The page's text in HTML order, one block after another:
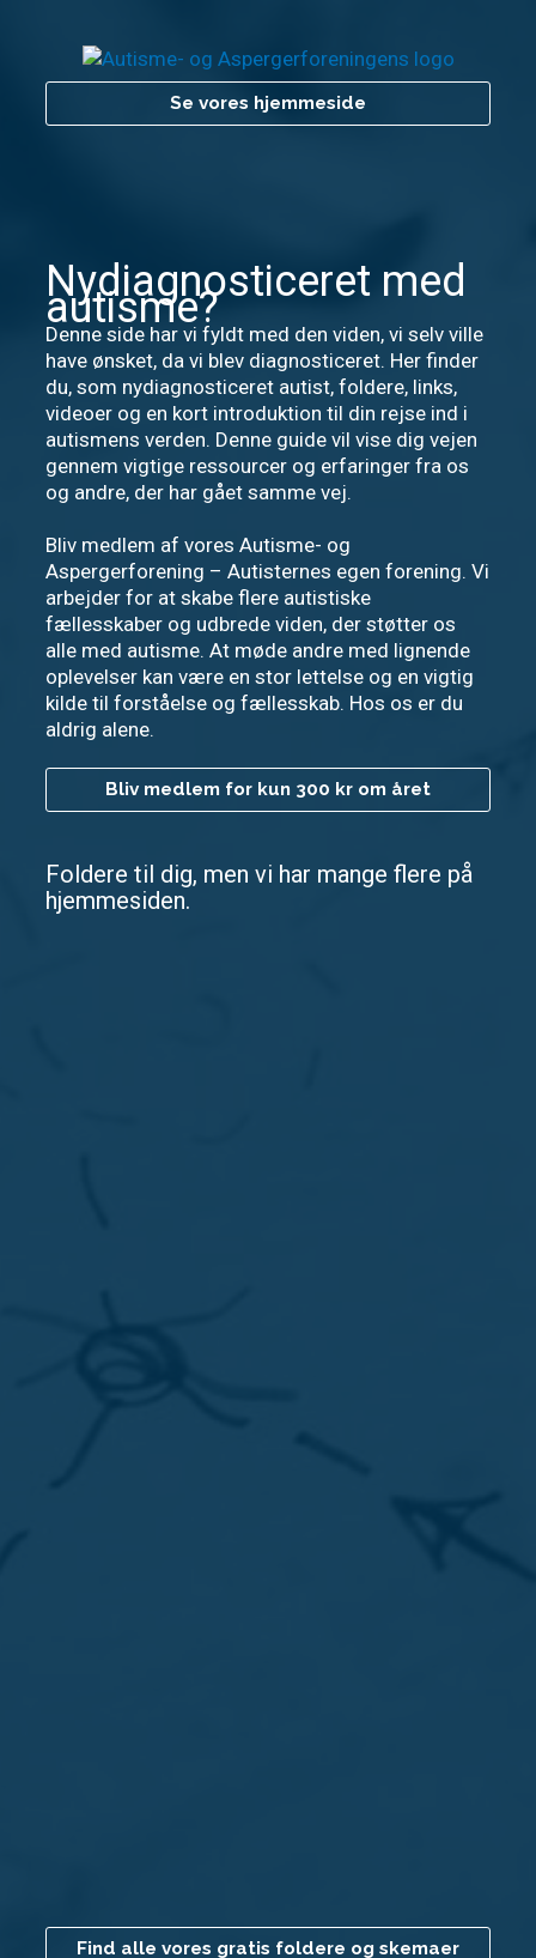
indholdet
Se vores hjemmeside
Nydiagnosticeret med
autisme?
Denne side har vi fyldt med den viden, vi selv ville
have ønsket, da vi blev diagnosticeret. Her finder
du, som nydiagnosticeret autist, foldere, links,
videoer og en kort introduktion til din rejse ind i
autismens verden. Denne guide vil vise dig vejen
gennem vigtige ressourcer og erfaringer fra os
og andre, der har gået samme vej.
Bliv medlem af vores Autisme- og
Aspergerforening – Autisternes egen forening. Vi
arbejder for at skabe flere autistiske
fællesskaber og udbrede viden, der støtter os
alle med autisme. At møde andre med lignende
oplevelser kan være en stor lettelse og en vigtig
kilde til forståelse og fællesskab. Hos os er du
aldrig alene.
Bliv medlem for kun 300 kr om året
Foldere til dig, men vi har mange flere på
hjemmesiden.
Find alle vores gratis foldere og skemaer